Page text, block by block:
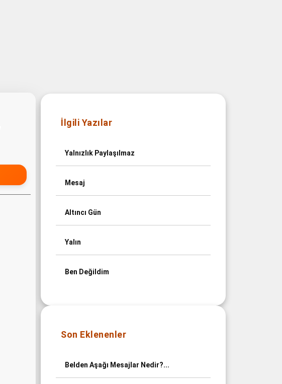
İlgili Yazılar
Yalnızlık Paylaşılmaz
Mesaj
Altıncı Gün
Yalın
Ben Değildim
Son Eklenenler
Belden Aşağı Mesajlar Nedir?...